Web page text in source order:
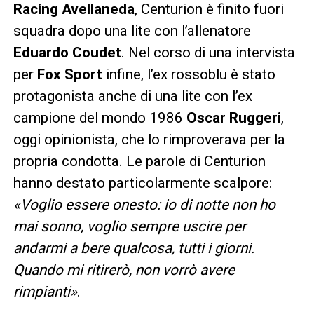
Racing Avellaneda, Centurion è finito fuori
squadra dopo una lite con l’allenatore
Eduardo Coudet. Nel corso di una intervista
per Fox Sportinfine, l’ex rossoblu è stato
protagonista anche di una lite con l’ex
campione del mondo 1986 Oscar Ruggeri,
oggi opinionista, che lo rimproverava per la
propria condotta. Le parole di Centurion
hanno destato particolarmente scalpore:
«Voglio essere onesto: io di notte non ho
mai sonno, voglio sempre uscire per
andarmi a bere qualcosa, tutti i giorni.
Quando mi ritirerò, non vorrò avere
rimpianti».